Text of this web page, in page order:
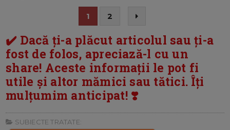
1 2
✔️ Dacă ți-a plăcut articolul sau ți-a
fost de folos, apreciază-l cu un
share! Aceste informații le pot fi
utile și altor mămici sau tătici. Îți
mulțumim anticipat! ❣️
SUBIECTE TRATATE: